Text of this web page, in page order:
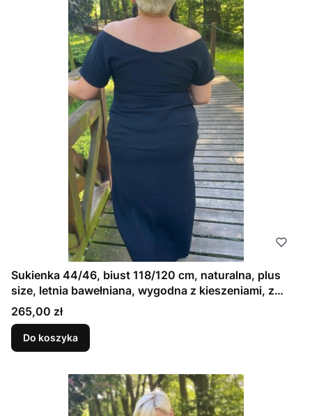
Sukienka 44/46, biust 118/120 cm, naturalna, plus
size, letnia bawełniana, wygodna z kieszeniami, z
pogłębionym dekoltem z tyłu i przodu, ELASTYCZNA
DRESÓWKA CZARNA
Cena
265,00 zł
Do koszyka